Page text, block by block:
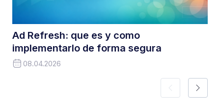
Ad Refresh: que es y como
implementarlo de forma segura
08.04.2026